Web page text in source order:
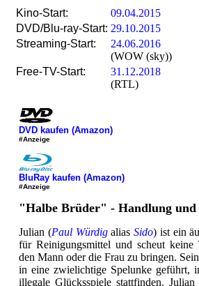
Kino-Start:
09.04.2015
DVD/Blu-ray-Start: 29.10.2015
Streaming-Start:
24.06.2016
(WOW (sky))
Free-TV-Start:
31.12.2018
(RTL)
DVD kaufen (Amazon)
#Anzeige
BluRay kaufen (Amazon)
#Anzeige
"Halbe Brüder" - Handlung
Julian (Paul WürdigaliasSido) ist ein
für Reinigungsmittel und scheut keine
den Mann oder die Frau zu bringen.
in eine zwielichtige Spelunke geführt,
illegale Glücksspiele stattfinden.